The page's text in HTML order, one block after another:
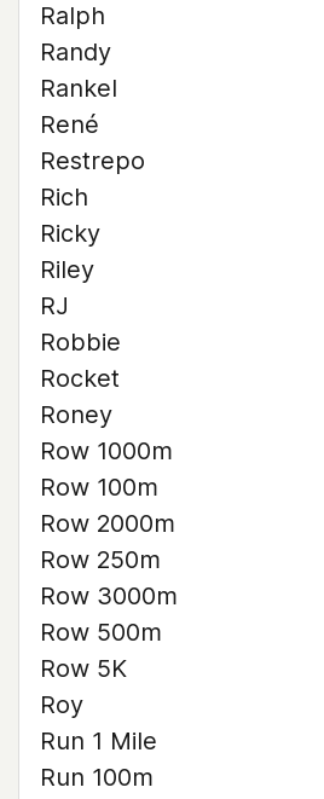
Ralph
Randy
Rankel
René
Restrepo
Rich
Ricky
Riley
RJ
Robbie
Rocket
Roney
Row 1000m
Row 100m
Row 2000m
Row 250m
Row 3000m
Row 500m
Row 5K
Roy
Run 1 Mile
Run 100m